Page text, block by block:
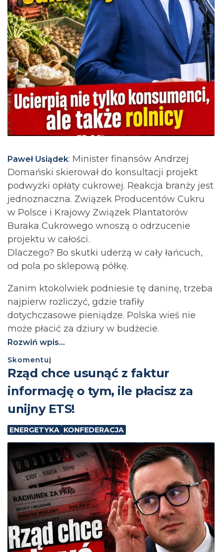
Paweł Usiądek: Minister finansów Andrzej
Domański skierował do konsultacji projekt
podwyżki opłaty cukrowej. Reakcja branży jest
jednoznaczna. Związek Producentów Cukru
w Polsce i Krajowy Związek Plantatorów
Buraka Cukrowego wnoszą o odrzucenie
projektu w całości.
Dlaczego? Bo skutki uderzą w cały łańcuch,
od pola po sklepową półkę.
Zanim ktokolwiek podniesie tę daninę, trzeba
najpierw rozliczyć, gdzie trafiły
dotychczasowe pieniądze. Polska wieś nie
może płacić za dziury w budżecie.⁩
Rozwiń wpis...
Skomentuj
Rząd chce usunąć z faktur
informację o tym, ile płacisz za
unijny ETS!
ENERGETYKA KONFEDERACJA